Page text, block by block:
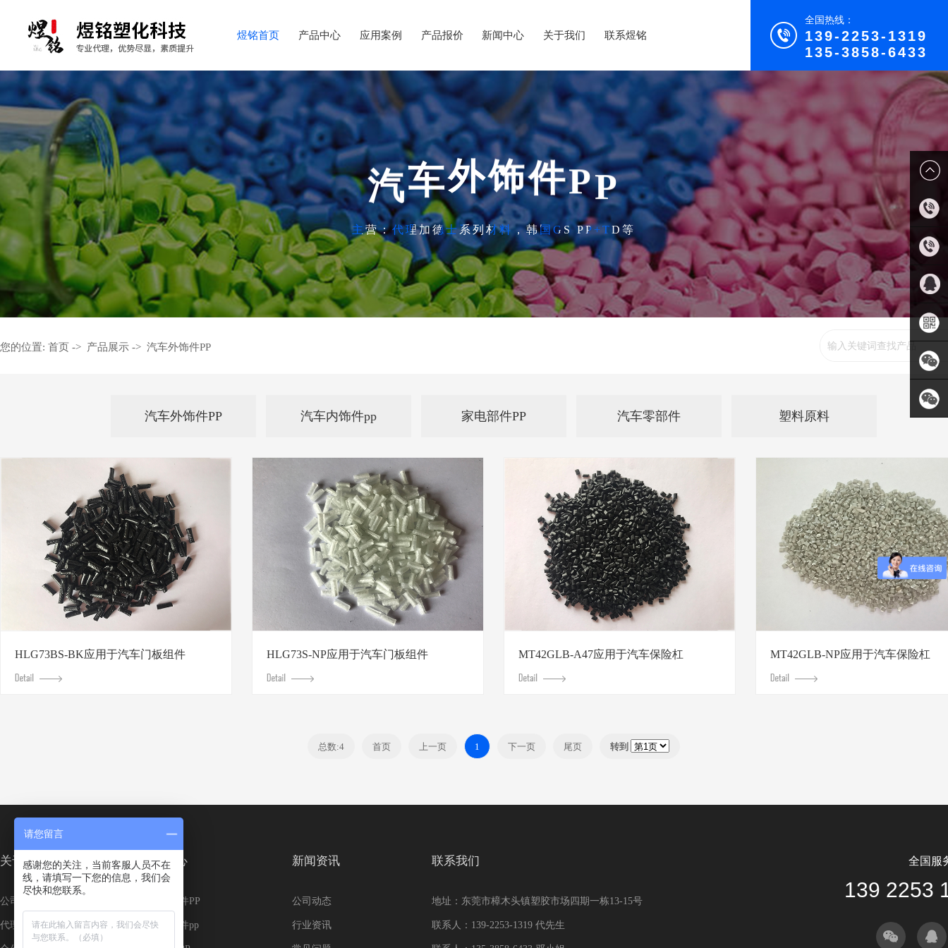
煜铭首页 产品中心 应用案例 产品报价 新闻中心 关于我们 联系煜铭
全国热线：
139-2253-1319
135-3858-6433
汽车外饰件PP
主营：代理加德士系列材料，韩国GS PP+TD等
您的位置: 首页 -> 产品展示 -> 汽车外饰件PP
汽车外饰件PP 汽车内饰件pp 家电部件PP 汽车零部件 塑料原料
PC
PC+ABS
HLG73BS-BK应用于汽车门板组件 HLG73S-NP应用于汽车门板组件 MT42GLB-A47应用于汽车保险杠 MT42GLB-NP应用于汽车保险杠
总数:4 首页 上一页 1 下一页 尾页 转到
关于我们
公司概况
代理品牌
产品中心
汽车外饰件PP
汽车内饰件pp
新闻资讯
公司动态
行业资讯
联系我们
地址：东莞市樟木头镇塑胶市场四期一栋13-15号
联系人：139-2253-1319 代先生
全国服
139 2253
139-
2253-
1319
135-
3858-
6433
QQ客服
打开手
机网站
添加微
请您留言
感谢您的关注，当前客服人员不在
线，请填写一下您的信息，我们会
尽快和您联系。